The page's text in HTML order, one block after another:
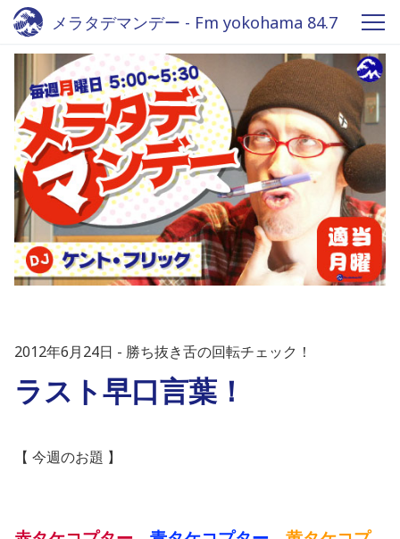
メラタデマンデー - Fm yokohama 84.7
2012年6月24日 勝ち抜き舌の回転チェック！
ラスト早口言葉！
【 今週のお題 】